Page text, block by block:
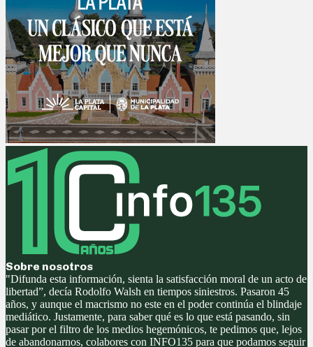
Sobre nosotros
"Difunda esta información, sienta la satisfacción moral de un acto de
libertad”, decía Rodolfo Walsh en tiempos siniestros. Pasaron 45
años, y aunque el macrismo no este en el poder continúa el blindaje
mediático. Justamente, para saber qué es lo que está pasando, sin
pasar por el filtro de los medios hegemónicos, te pedimos que, lejos
de abandonarnos, colabores con INFO135 para que podamos seguir